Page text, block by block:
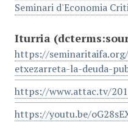
Seminari d'Economia
Iturria
https://
etxezarreta-la-deuda-
https://www.attac.tv/
https://youtu.be/